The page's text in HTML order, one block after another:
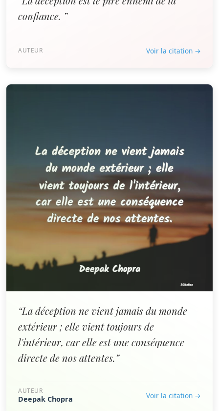
confiance. ”
AUTEUR Voir la citation →
“La déception ne vient jamais du monde
extérieur ; elle vient toujours de
l'intérieur, car elle est une conséquence
directe de nos attentes.”
AUTEUR
Deepak Chopra Voir la citation →